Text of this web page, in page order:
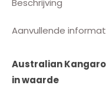
Beschrijving
Aanvullende
Australian
in waarde